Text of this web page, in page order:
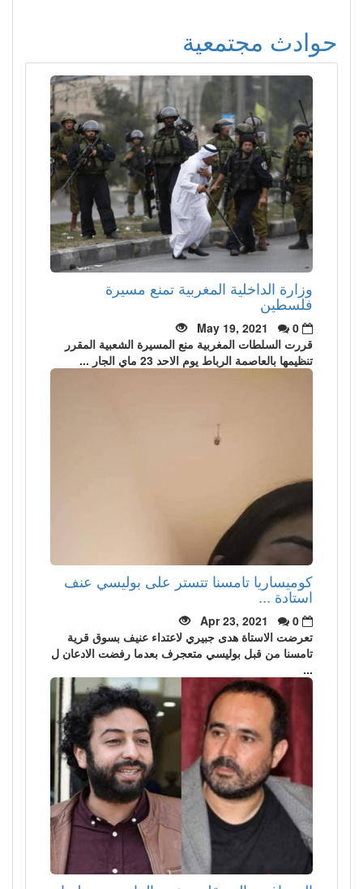
حوادث مجتمعية
وزارة الداخلية المغربية تمنع مسيرة
فلسطين
May 19, 2021
0
قررت السلطات المغربية منع المسيرة الشعبية المقرر
تنظيمها بالعاصمة الرباط يوم الاحد 23 ماي الجار ...
كوميساريا تامسنا تتستر على بوليسي عنف
استادة ...
Apr 23, 2021
0
تعرضت الاستاة هدى جبيري لاعتداء عنيف بسوق قرية
تامسنا من قبل بوليسي متعجرف بعدما رفضت الادعان ل
...